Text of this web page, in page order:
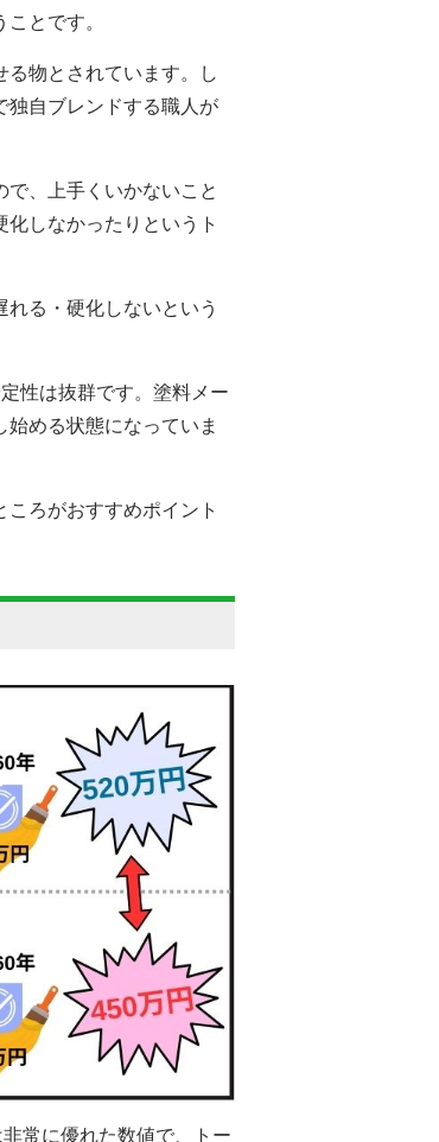
とです。
物とされています。し
独自ブレンドする職人が
、上手くいかないこと
しなかったりというト
る・硬化しないという
性は抜群です。塗料メー
める状態になっていま
ろがおすすめポイント
常に優れた数値で、トー